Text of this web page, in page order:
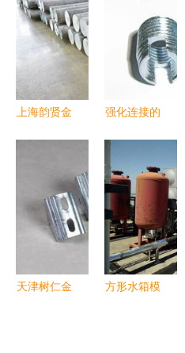
工艺与品牌
影响
示
上海韵贤金
铝棒 量大
从优，质量
与价格的双
强化连接的
嵌件208在
多领域的应
用优势与选
购指南
天津树仁金
方形水箱模